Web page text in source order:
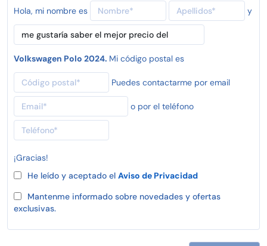
Hola, mi nombre es y
Volkswagen Polo 2024. Mi código postal es
Puedes contactarme por email
o por el teléfono
¡Gracias!
He leído y aceptado el Aviso de Privacidad
Mantenme informado sobre novedades y ofertas
exclusivas.